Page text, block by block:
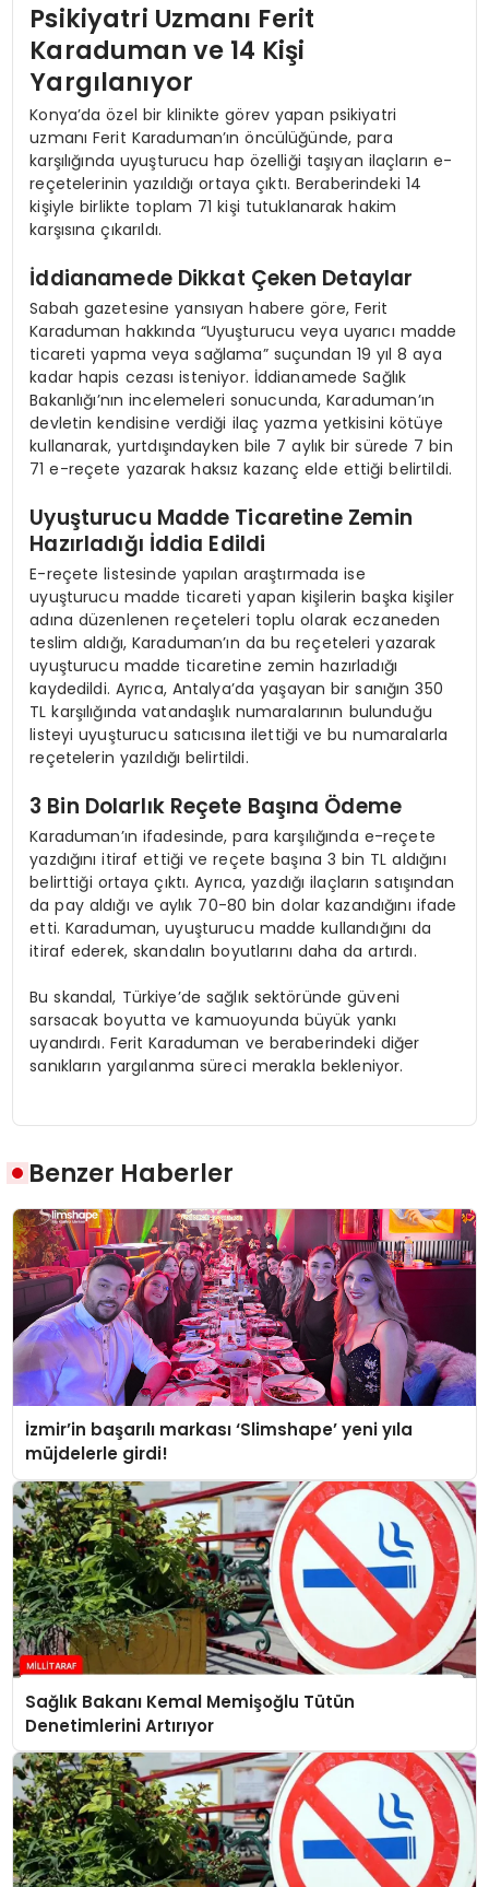
Psikiyatri Uzmanı Ferit
Karaduman ve 14 Kişi
Yargılanıyor
Konya’da özel bir klinikte görev yapan psikiyatri
uzmanı Ferit Karaduman’ın öncülüğünde, para
karşılığında uyuşturucu hap özelliği taşıyan ilaçların e-
reçetelerinin yazıldığı ortaya çıktı. Beraberindeki 14
kişiyle birlikte toplam 71 kişi tutuklanarak hakim
karşısına çıkarıldı.
İddianamede Dikkat Çeken Detaylar
Sabah gazetesine yansıyan habere göre, Ferit
Karaduman hakkında “Uyuşturucu veya uyarıcı madde
ticareti yapma veya sağlama” suçundan 19 yıl 8 aya
kadar hapis cezası isteniyor. İddianamede Sağlık
Bakanlığı’nın incelemeleri sonucunda, Karaduman’ın
devletin kendisine verdiği ilaç yazma yetkisini kötüye
kullanarak, yurtdışındayken bile 7 aylık bir sürede 7 bin
71 e-reçete yazarak haksız kazanç elde ettiği belirtildi.
Uyuşturucu Madde Ticaretine Zemin
Hazırladığı İddia Edildi
E-reçete listesinde yapılan araştırmada ise
uyuşturucu madde ticareti yapan kişilerin başka kişiler
adına düzenlenen reçeteleri toplu olarak eczaneden
teslim aldığı, Karaduman’ın da bu reçeteleri yazarak
uyuşturucu madde ticaretine zemin hazırladığı
kaydedildi. Ayrıca, Antalya’da yaşayan bir sanığın 350
TL karşılığında vatandaşlık numaralarının bulunduğu
listeyi uyuşturucu satıcısına ilettiği ve bu numaralarla
reçetelerin yazıldığı belirtildi.
3 Bin Dolarlık Reçete Başına Ödeme
Karaduman’ın ifadesinde, para karşılığında e-reçete
yazdığını itiraf ettiği ve reçete başına 3 bin TL aldığını
belirttiği ortaya çıktı. Ayrıca, yazdığı ilaçların satışından
da pay aldığı ve aylık 70-80 bin dolar kazandığını ifade
etti. Karaduman, uyuşturucu madde kullandığını da
itiraf ederek, skandalın boyutlarını daha da artırdı.
Bu skandal, Türkiye’de sağlık sektöründe güveni
sarsacak boyutta ve kamuoyunda büyük yankı
uyandırdı. Ferit Karaduman ve beraberindeki diğer
sanıkların yargılanma süreci merakla bekleniyor.
Benzer Haberler
İzmir’in başarılı markası ‘Slimshape’ yeni yıla
müjdelerle girdi!
Sağlık Bakanı Kemal Memişoğlu Tütün
Denetimlerini Artırıyor